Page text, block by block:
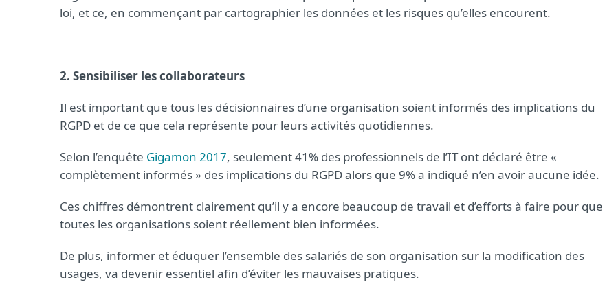
loi, et ce, en commençant par cartographier les données et les risques qu’elles encourent.
2. Sensibiliser les collaborateurs
Il est important que tous les décisionnaires d’une organisation soient informés des implications du
RGPD et de ce que cela représente pour leurs activités quotidiennes.
Selon l’enquête Gigamon 2017, seulement 41% des professionnels de l’IT ont déclaré être «
complètement informés » des implications du RGPD alors que 9% a indiqué n’en avoir aucune idée.
Ces chiffres démontrent clairement qu’il y a encore beaucoup de travail et d’efforts à faire pour que
toutes les organisations soient réellement bien informées.
De plus, informer et éduquer l’ensemble des salariés de son organisation sur la modification des
usages, va devenir essentiel afin d’éviter les mauvaises pratiques.